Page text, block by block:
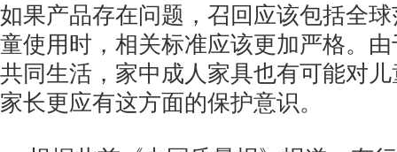
如果产品存在问题，召回应该包括全
童使用时，相关标准应该更加严格。
共同生活，家中成人家具也有可能对
家长更应有这方面的保护意识。